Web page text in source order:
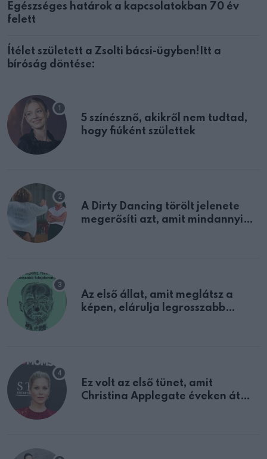
Egészséges határok a kapcsolatokban 70 év
felett
Ítélet született a Zsolti bácsi-ügyben!Itt a
bíróság döntése:
5 színésznő, akikről nem tudtad,
hogy fiúként születtek
A Dirty Dancing törölt jelenete
megerősíti azt, amit mindannyian
Az első állat, amit meglátsz a
képen, elárulja legrosszabb
Ez volt az első tünet, amit
Christina Applegate éveken át